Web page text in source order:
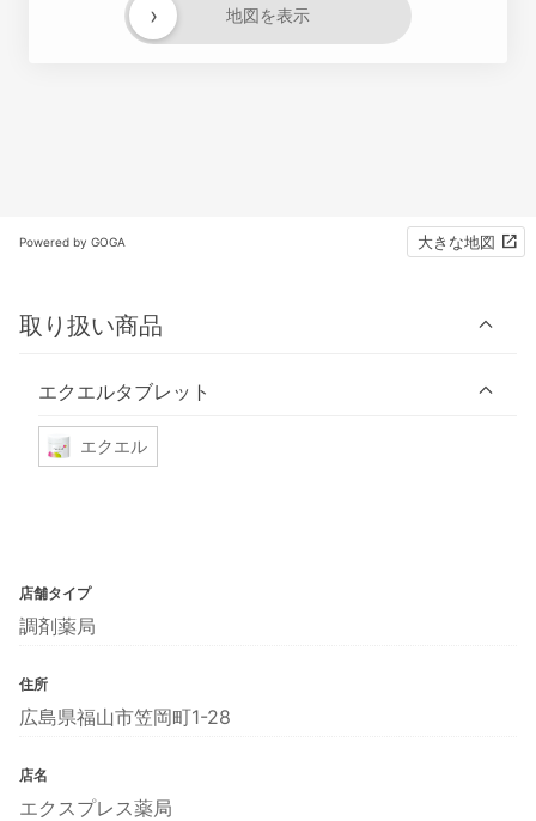
地図を表示
›
Powered by GOGA 大きな地図
取り扱い商品
エクエルタブレット
エクエル
店舗タイプ
調剤薬局
住所
広島県福山市笠岡町1-28
店名
エクスプレス薬局